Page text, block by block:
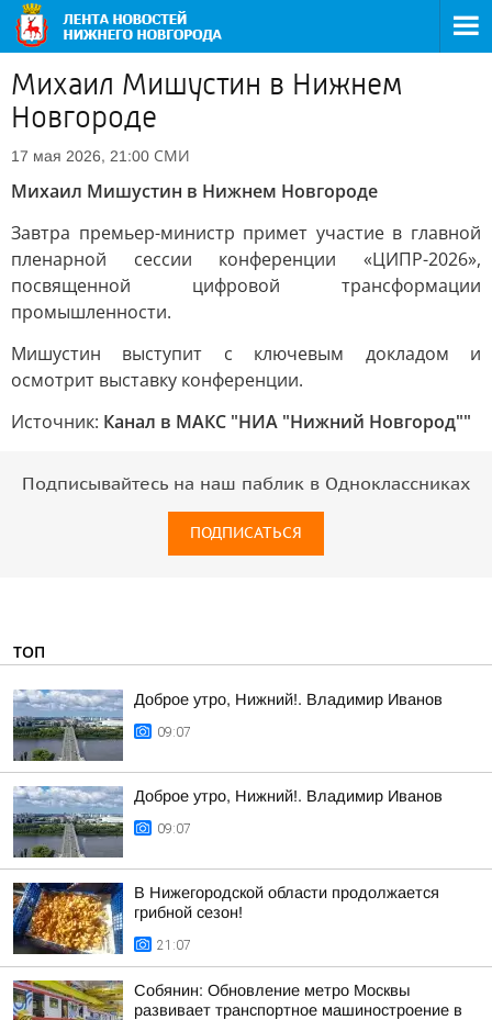
Михаил Мишустин в Нижнем
Новгороде
17 мая 2026, 21:00 СМИ
Михаил Мишустин в Нижнем Новгороде
Завтра премьер-министр примет участие в главной
пленарной сессии конференции «ЦИПР-2026»,
посвященной цифровой трансформации
промышленности.
Мишустин выступит с ключевым докладом и
осмотрит выставку конференции.
Источник: Канал в МАКС "НИА "Нижний Новгород""
Подписывайтесь на наш паблик в Одноклассниках
ПОДПИСАТЬСЯ
ТОП
Доброе утро, Нижний!. Владимир Иванов
09:07
Доброе утро, Нижний!. Владимир Иванов
09:07
В Нижегородской области продолжается
грибной сезон!
21:07
Собянин: Обновление метро Москвы
развивает транспортное машиностроение в